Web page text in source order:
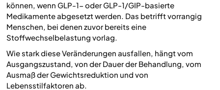
können, wenn GLP-1- oder GLP-1/GIP-basierte
Medikamente abgesetzt werden. Das betrifft vorrangig
Menschen, bei denen zuvor bereits eine
Stoffwechselbelastung vorlag.
Wie stark diese Veränderungen ausfallen, hängt vom
Ausgangszustand, von der Dauer der Behandlung, vom
Ausmaß der Gewichtsreduktion und von
Lebensstilfaktoren ab.